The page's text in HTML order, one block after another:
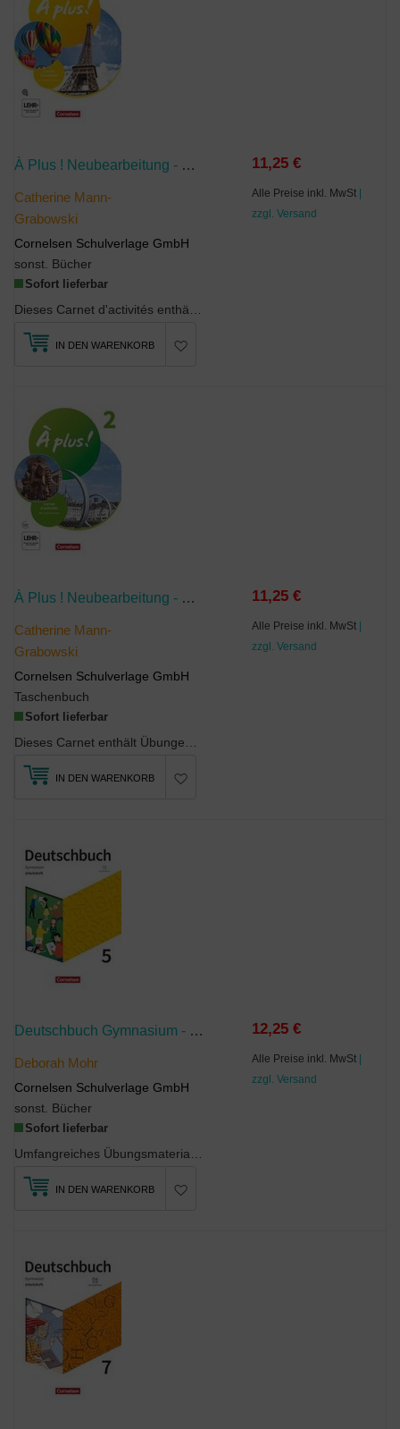
À Plus ! Neubearbeitung - Französisch Als 1. Und 2. Fremdsprache - Ausgabe Ab 2020 - Band 1
Catherine Mann-
Grabowski
Cornelsen Schulverlage GmbH
sonst. Bücher
Sofort lieferbar
11,25 €
Alle Preise inkl. MwSt |
zzgl. Versand
IN DEN WARENKORB
À Plus ! Neubearbeitung - Französisch Als 1. Und 2. Fremdsprache - Ausgabe Ab 2020 - Band 2
Catherine Mann-
Grabowski
Cornelsen Schulverlage GmbH
Taschenbuch
Sofort lieferbar
11,25 €
Alle Preise inkl. MwSt |
zzgl. Versand
IN DEN WARENKORB
Deutschbuch Gymnasium - Zu Den Ausgaben: Neue Allgemeine Ausgabe Und Niedersachsen - 2019 - 5. Schuljahr
Deborah Mohr
Cornelsen Schulverlage GmbH
sonst. Bücher
Sofort lieferbar
12,25 €
Alle Preise inkl. MwSt |
zzgl. Versand
IN DEN WARENKORB